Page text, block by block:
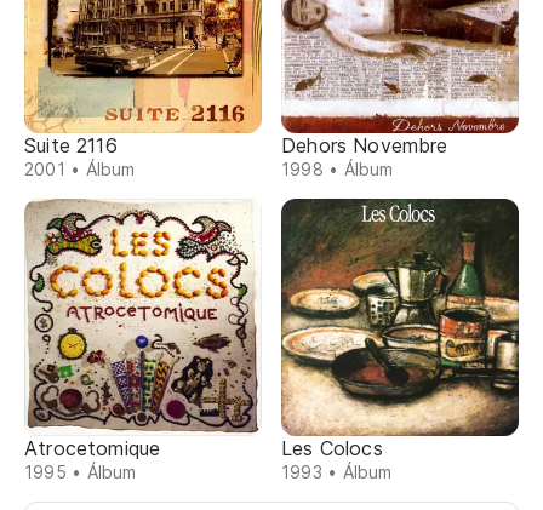
Suite 2116
2001 • Álbum
Dehors Novembre
1998 • Álbum
Atrocetomique
1995 • Álbum
Les Colocs
1993 • Álbum